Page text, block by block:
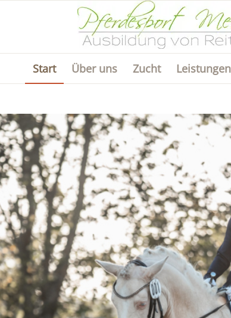
Start Über uns Zucht Leistungen